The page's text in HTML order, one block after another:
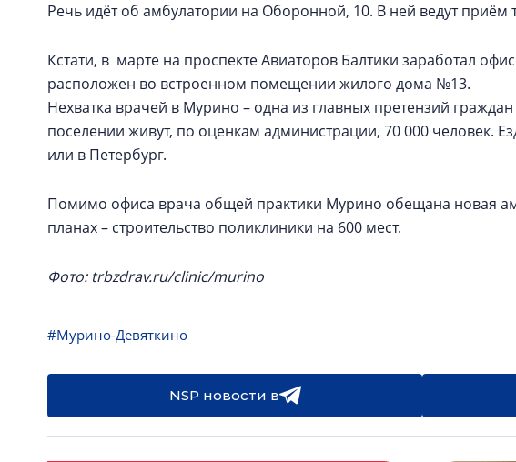
Речь идёт об амбулатории на Оборонной, 10. В ней ведут приём
Кстати, в марте на проспекте Авиаторов Балтики заработал
расположен во встроенном помещении жилого дома №13.
Нехватка врачей в Мурино – одна из главных претензий
поселении живут, по оценкам администрации, 70 000 человек.
или в Петербург.
Помимо офиса врача общей практики Мурино обещана новая
планах – строительство поликлиники на 600 мест.
Фото: trbzdrav.ru/clinic/murino
#Мурино-Девяткино
NSP новости в